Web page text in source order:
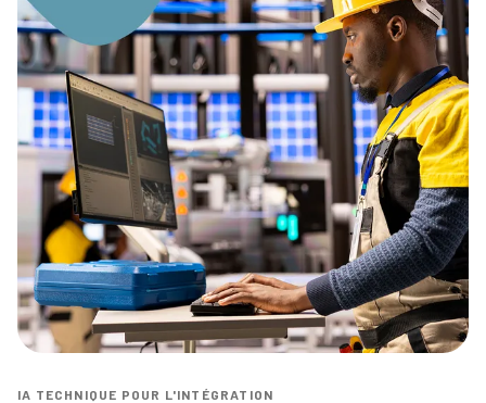
IA TECHNIQUE POUR L'INTÉGRATION